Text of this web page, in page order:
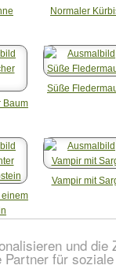
und
für
Normaler
Baum
Süße
einem
Vampir mit